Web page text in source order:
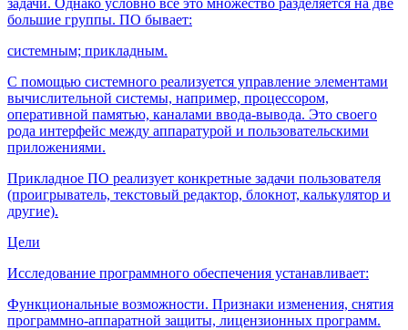
задачи. Однако условно все это множество разделяется на две
большие группы. ПО бывает:
системным; прикладным.
С помощью системного реализуется управление элементами
вычислительной системы, например, процессором,
оперативной памятью, каналами ввода-вывода. Это своего
рода интерфейс между аппаратурой и пользовательскими
приложениями.
Прикладное ПО реализует конкретные задачи пользователя
(проигрыватель, текстовый редактор, блокнот, калькулятор и
другие).
Цели
Исследование программного обеспечения устанавливает:
Функциональные возможности. Признаки изменения, снятия
программно-аппаратной защиты, лицензионных программ.